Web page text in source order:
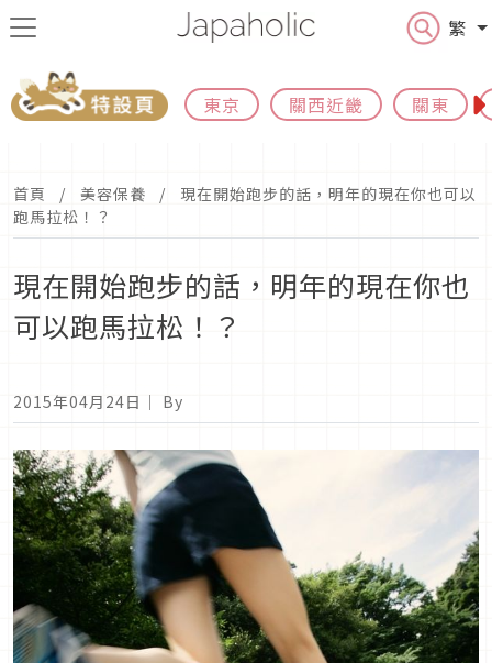
繁
東京 關西近畿 關東
首頁 美容保養
現在開始跑步的話，明年的現在你也可以
跑馬拉松！？
現在開始跑步的話，明年的現在你也
可以跑馬拉松！？
2015年04月24日 ｜ By